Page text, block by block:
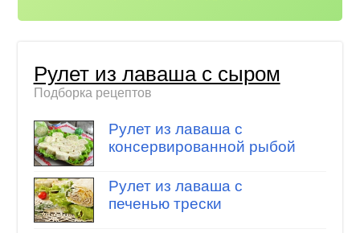
Рулет из лаваша с сыром
Подборка рецептов
Рулет из лаваша с
консервированной рыбой
Рулет из лаваша с
печенью трески